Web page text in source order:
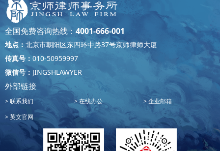
全国免费咨询热线： 4001-666-001
地点： 北京市朝阳区东四环中路37号京师律师大厦
传真号： 010-50959997
微信号： JINGSHLAWYER
外部链接
联系我们 在线办公
企业邮箱
英文官网